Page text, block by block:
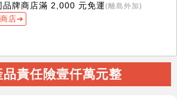
品牌商店滿 2,000 元免運(離島外加)
店
品責任險壹仟萬元整